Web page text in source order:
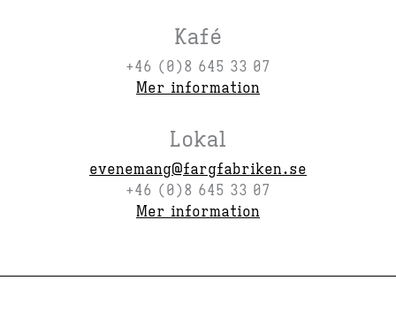
Kafé
+46 (0)8 645 33 07
Mer information
Lokal
evenemang@fargfabriken.se
+46 (0)8 645 33 07
Mer information